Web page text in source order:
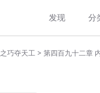
发现 分
巧夺天工 > 第四百九十二章